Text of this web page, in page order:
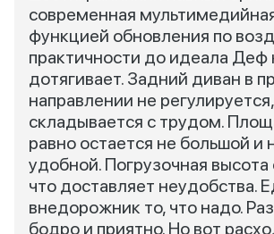
современная
функцией обновления по
практичности до идеала Деф
дотягивает. Задний диван в
направлении не регулируется,
складывается с трудом.
равно остается не большой и
удобной. Погрузочная высота
что доставляет неудобства.
внедорожник то, что надо.
бодро и приятно. Но вот